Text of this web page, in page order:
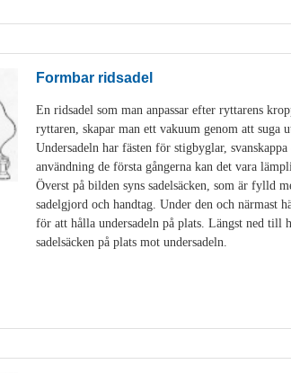
Formbar ridsadel
En ridsadel som man anpassar efter ryttarens
ryttaren, skapar man ett vakuum genom att
Undersadeln har fästen för stigbyglar,
användning de första gångerna kan det vara
Överst på bilden syns sadelsäcken, som är fylld
sadelgjord och handtag. Under den och
för att hålla undersadeln på plats. Längst ned till
sadelsäcken på plats mot undersadeln.